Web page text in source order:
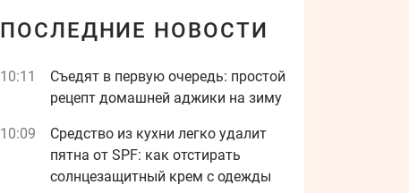
ПОСЛЕДНИЕ НОВОСТИ
10:11
Съедят в первую очередь: простой
рецепт домашней аджики на зиму
10:09
Средство из кухни легко удалит
пятна от SPF: как отстирать
солнцезащитный крем с одежды